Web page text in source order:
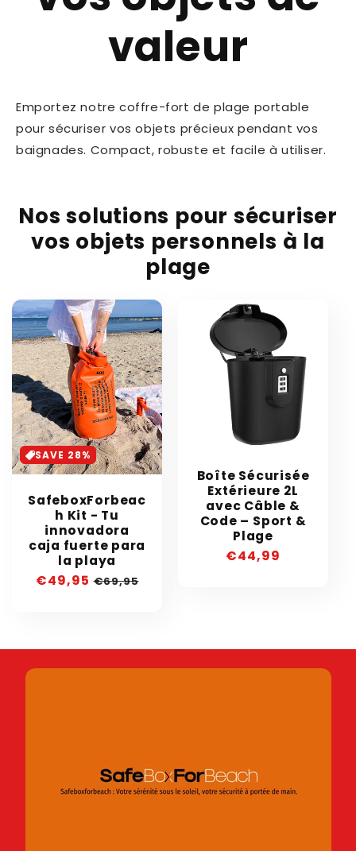
valeur
Emportez notre coffre-fort de plage portable
pour sécuriser vos objets précieux pendant vos
baignades. Compact, robuste et facile à utiliser.
Nos solutions pour sécuriser
vos objets personnels à la
plage
SAVE 28%
SafeboxForbeac
h Kit - Tu
innovadora
caja fuerte para
la playa
Precio
€49,95 Precio
€69,95
Boîte Sécurisée
Extérieure 2L
avec Câble &
Code – Sport &
Plage
Precio
€44,99